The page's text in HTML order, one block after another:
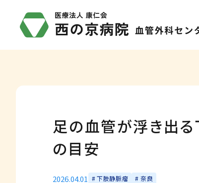
足の血管が浮き出
の目安
2026.04.01 下肢静脈瘤 奈良